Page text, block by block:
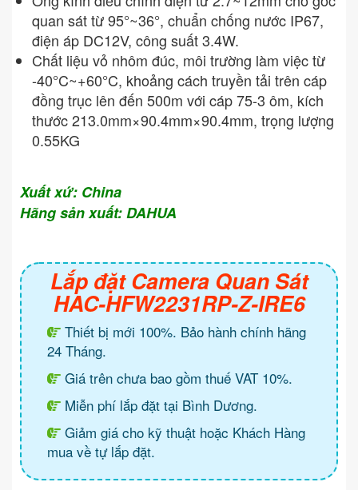
quan sát từ 95°~36°, chuẩn chống nước IP67,
điện áp DC12V, công suất 3.4W.
Chất liệu vỏ nhôm đúc, môi trường làm việc từ
-40°C~+60°C, khoảng cách truyền tải trên cáp
đồng trục lên đến 500m với cáp 75-3 ôm, kích
thước 213.0mm×90.4mm×90.4mm, trọng lượng
0.55KG
Xuất xứ: China
Hãng sản xuất: DAHUA
Lắp đặt Camera Quan Sát
HAC-HFW2231RP-Z-IRE6
Thiết bị mới 100%. Bảo hành chính hãng
24 Tháng.
Giá trên chưa bao gồm thuế VAT 10%.
Miễn phí lắp đặt tại Bình Dương.
Giảm giá cho kỹ thuật hoặc Khách Hàng
mua về tự lắp đặt.